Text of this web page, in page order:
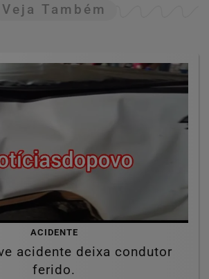
Veja Também
ACIDENTE
acidente deixa condutor
ferido.